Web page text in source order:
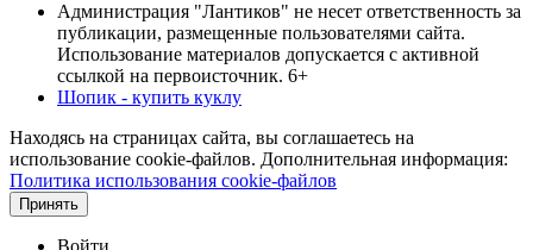
Администрация "Лантиков" не несет ответственность за
публикации, размещенные пользователями сайта.
Использование материалов допускается с активной
ссылкой на первоисточник. 6+
Шопик - купить куклу
Находясь на страницах сайта, вы соглашаетесь на
использование cookie-файлов. Дополнительная информация:
Политика использования cookie-файлов
Принять